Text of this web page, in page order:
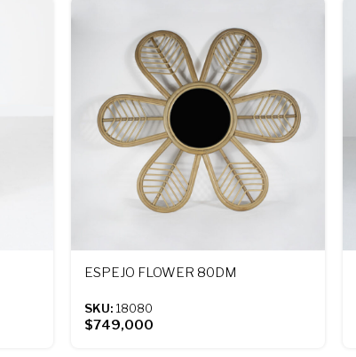
ESPEJO FLOWER 80DM
SKU: 18080
$749,000